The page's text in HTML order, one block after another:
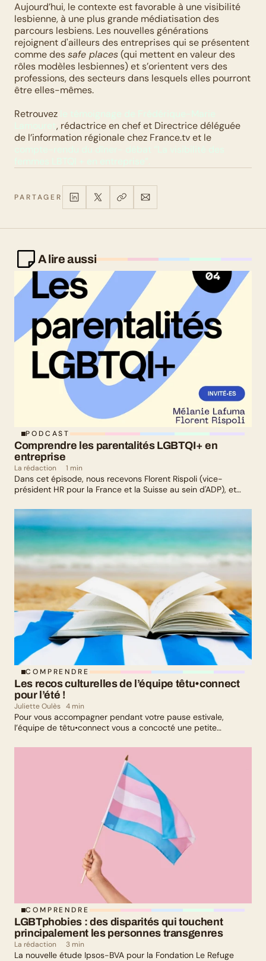
Aujourd’hui, le contexte est favorable à une visibilité
lesbienne, à une plus grande médiatisation des
parcours lesbiens. Les nouvelles générations
rejoignent d'ailleurs des entreprises qui se présentent
comme des safe places (qui mettent en valeur des
rôles modèles lesbiennes) et s’orientent vers des
professions, des secteurs dans lesquels elles pourront
être elles-mêmes.
Retrouvez
, rédactrice en chef et Directrice déléguée
PARTAGER
A lire aussi
PODCAST
Comprendre les parentalités LGBTQI+ en
entreprise
La rédaction 1 min
Dans cet épisode, nous recevons Florent Rispoli (vice-
président HR pour la France et la Suisse au sein d'ADP), et
leurs parcours de parents LGBTQ+.
COMPRENDRE
Les recos culturelles de l’équipe têtu•connect
pour l’été !
Juliette Oulès 4 min
Pour vous accompagner pendant votre pause estivale,
l’équipe de têtu•connect vous a concocté une petite
culturelle : il y en a pour tous les goûts !
COMPRENDRE
LGBTphobies : des disparités qui touchent
principalement les personnes transgenres
La rédaction 3 min
La nouvelle étude Ipsos-BVA pour la Fondation Le Refuge